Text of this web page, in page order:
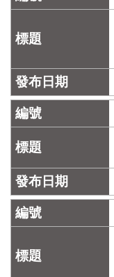
臺
市
里
界
說
臺
北
市
鄰
長
名
冊